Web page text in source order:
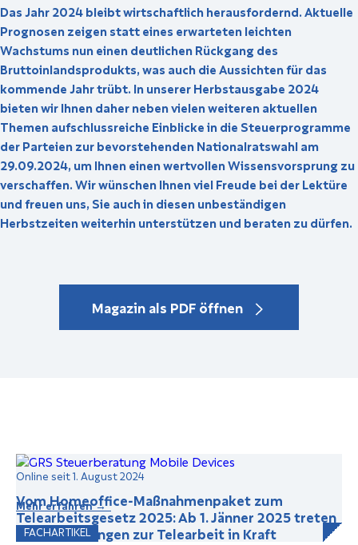
Das Jahr 2024 bleibt wirtschaftlich herausfordernd. Aktuelle
Prognosen zeigen statt eines erwarteten leichten
Wachstums nun einen deutlichen Rückgang des
Bruttoinlandsprodukts, was auch die Aussichten für das
kommende Jahr trübt. In unserer Herbstausgabe 2024
bieten wir Ihnen daher neben vielen weiteren aktuellen
Themen aufschlussreiche Einblicke in die Steuerprogramme
der Parteien zur bevorstehenden Nationalratswahl am
29.09.2024, um Ihnen einen wertvollen Wissensvorsprung zu
verschaffen. Wir wünschen Ihnen viel Freude bei der Lektüre
und freuen uns, Sie auch in diesen unbeständigen
Herbstzeiten weiterhin unterstützen und beraten zu dürfen.
Magazin als PDF öffnen
FACHARTIKEL
Online seit 1. August 2024
Vom Homeoffice-Maßnahmenpaket zum
Telearbeitsgesetz 2025: Ab 1. Jänner 2025 treten
neue Regelungen zur Telearbeit in Kraft
Mehr erfahren →